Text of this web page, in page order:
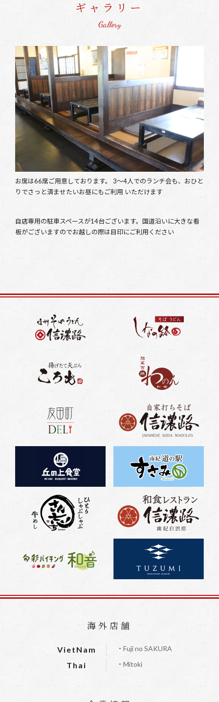
ギャラリー
Gallery
お席は66席ご用意しております。 3～4人でのランチ会も、おひと
りでさっと済ませたいお昼にもご利用 いただけます
自店専用の駐車スペースが14台ございます。国道沿いに大きな看
板がございますのでお越しの際は目印にご利用ください
海外店舗
VietNam ・Fuji no SAKURA
Thai ・Mitoki